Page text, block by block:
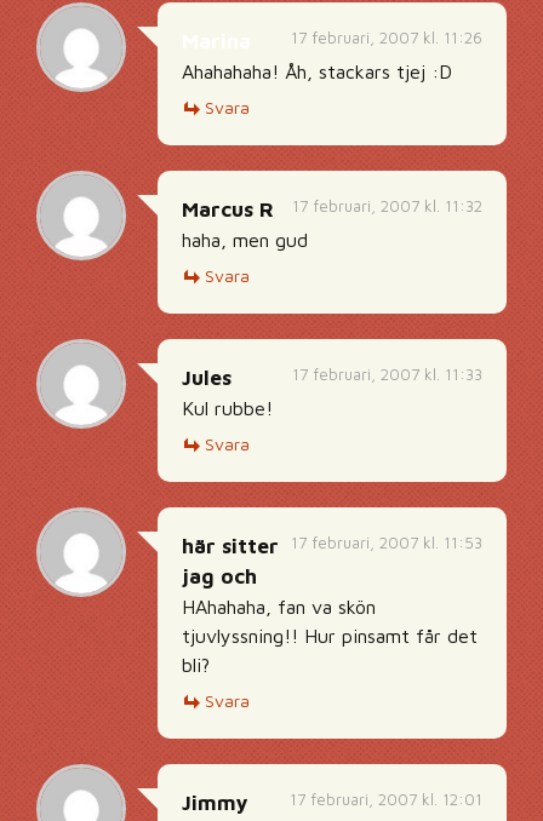
17 februari, 2007 kl. 11:26
Ahahahaha! Åh, stackars tjej :D
Svara
17 februari, 2007 kl. 11:32
Marcus R
haha, men gud
Svara
17 februari, 2007 kl. 11:33
Jules
Kul rubbe!
Svara
17 februari, 2007 kl. 11:53
här sitter
jag och
HAhahaha, fan va skön
tjuvlyssning!! Hur pinsamt får det
bli?
Svara
17 februari, 2007 kl. 12:01
Jimmy